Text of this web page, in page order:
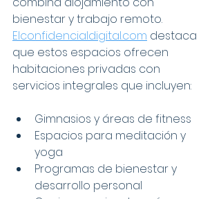
bienestar y trabajo remoto.
Elconfidencialdigital.com destaca
que estos espacios ofrecen
habitaciones privadas con
servicios integrales que incluyen:
Gimnasios y áreas de fitness
Espacios para meditación y
yoga
Programas de bienestar y
desarrollo personal